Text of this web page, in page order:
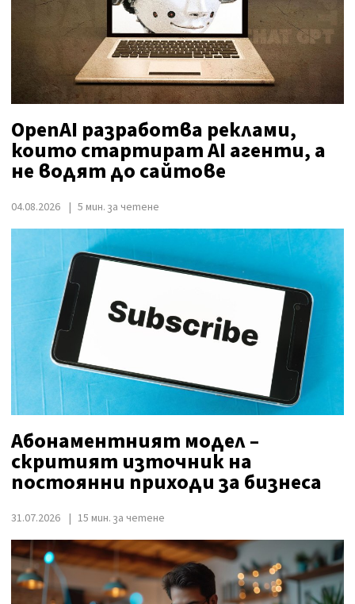
OpenAI разработва реклами,
които стартират AI агенти, а
не водят до сайтове
04.08.2026 5 мин. за четене
Абонаментният модел –
скритият източник на
постоянни приходи за бизнеса
31.07.2026 15 мин. за четене